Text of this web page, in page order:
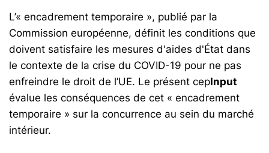
L’« encadrement temporaire », publié par la
Commission européenne, définit les conditions que
doivent satisfaire les mesures d'aides d'État dans
le contexte de la crise du COVID-19 pour ne pas
enfreindre le droit de l’UE. Le présent cepInput
évalue les conséquences de cet « encadrement
temporaire » sur la concurrence au sein du marché
intérieur.